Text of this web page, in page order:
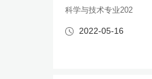
科学与技术专业202
2022-05-16